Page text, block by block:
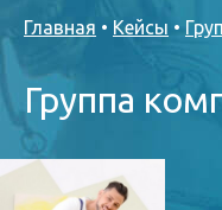
Главная • Кейсы •
Группа